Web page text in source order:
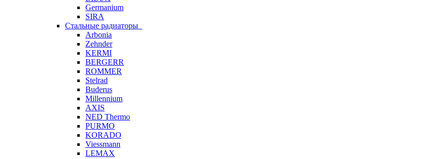
Germanium
SIRA
Стальные радиаторы
Arbonia
Zehnder
KERMI
BERGERR
ROMMER
Stelrad
Buderus
Millennium
AXIS
NED Thermo
PURMO
KORADO
Viessmann
LEMAX